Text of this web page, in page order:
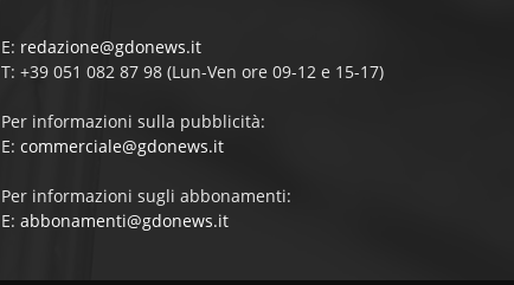
E: redazione@gdonews.it
T: +39 051 082 87 98 (Lun-Ven ore 09-12 e 15-17)
Per informazioni sulla pubblicità:
E: commerciale@gdonews.it
Per informazioni sugli abbonamenti:
E: abbonamenti@gdonews.it